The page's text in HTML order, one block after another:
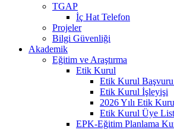
TGAP
İç Hat Telefon
Projeler
Bilgi Güvenliği
Akademik
Eğitim ve Araştırma
Etik Kurul
Etik Kurul
Etik Kurul İşleyişi
2026 Yılı Etik
Etik Kurul Üye
EPK-Eğitim Planlama